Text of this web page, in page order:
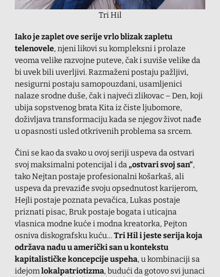
Tri Hil
Iako je zaplet ove serije vrlo blizak zapletu
telenovele, njeni likovi su kompleksni i prolaze
veoma velike razvojne puteve, čak i suviše velike da
bi uvek bili uverljivi. Razmaženi postaju pažljivi,
nesigurni postaju samopouzdani, usamljenici
nalaze srodne duše, čak i najveći zlikovac – Den, koji
ubija sopstvenog brata Kita iz čiste ljubomore,
doživljava transformaciju kada se njegov život nađe
u opasnosti usled otkrivenih problema sa srcem.
Čini se kao da svako u ovoj seriji uspeva da ostvari
svoj maksimalni potencijal i da „ostvari svoj san“,
tako Nejtan postaje profesionalni košarkaš, ali
uspeva da prevaziđe svoju opsednutost karijerom,
Hejli postaje poznata pevačica, Lukas postaje
priznati pisac, Bruk postaje bogata i uticajna
vlasnica modne kuće i modna kreatorka, Pejton
osniva diskografsku kuću… Tri Hil i jeste serija koja
održava nadu u američki san u kontekstu
kapitalističke koncepcije uspeha, u kombinaciji sa
idejom lokalpatriotizma, budući da gotovo svi junaci